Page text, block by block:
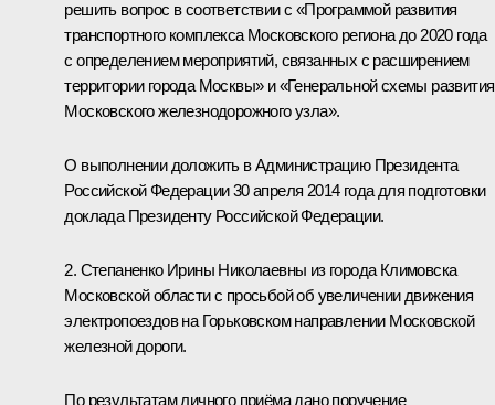
решить вопрос в соответствии с «Программой развития
транспортного комплекса Московского региона до 2020 года
с определением мероприятий, связанных с расширением
территории города Москвы» и «Генеральной схемы развития
Московского железнодорожного узла».
О выполнении доложить в Администрацию Президента
Российской Федерации 30 апреля 2014 года для подготовки
доклада Президенту Российской Федерации.
2. Степаненко Ирины Николаевны из города Климовска
Московской области с просьбой об увеличении движения
электропоездов на Горьковском направлении Московской
железной дороги.
По результатам личного приёма дано поручение